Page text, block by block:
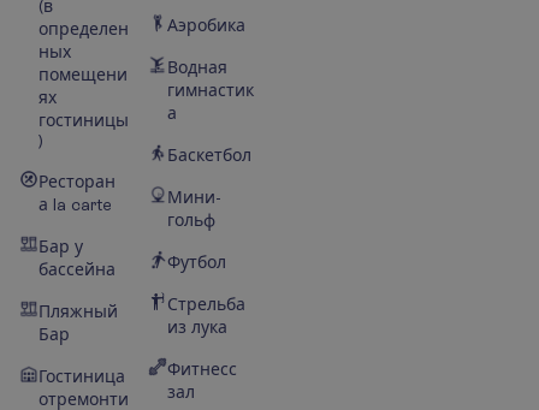
(в
определен
ных
помещени
ях
гостиницы
)
Ресторан
а la carte
Бар у
бассейна
Пляжный
Бар
Гостиница
отремонти
Аэробика
Водная
гимнастик
а
Баскетбол
Мини-
гольф
Футбол
Стрельба
из лука
Фитнесс
зал